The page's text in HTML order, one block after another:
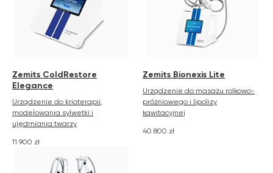
Zemits ColdRestore
Elegance
Urządzenie do krioterapii,
modelowania sylwetki i
ujędrniania twarzy
11 900 zł
Zemits Bionexis Lite
Urządzenie do masażu rolkowo-
próżniowego i lipolizy
kawitacyjnej
40 800 zł
zemits.co.uk
zemits.eu
zemits.be
zemits.es
zemits.it
zemits.de
Zemits
a-esthetic.co.uk
advance-esthetic.us
aestetyka.pl
Marketplaces